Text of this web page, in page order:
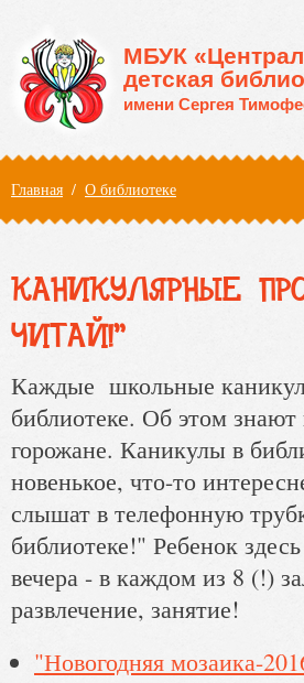
МБУК
детская
имени Сергея
Вы здесь
Главная / О библиотеке
КАНИКУЛЯРНЫЕ
ЧИТАЙ!"
Каждые школьные
библиотеке. Об этом
горожане. Каникулы в
новенькое, что-то
слышат в телефонную
библиотеке!" Ребенок
вечера - в каждом из 8 (!)
развлечение, занятие!
"Новогодняя мозаика-